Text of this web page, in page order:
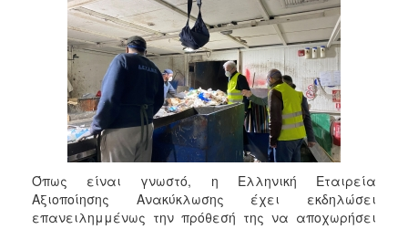
2011
2010
2006
ΕΠΙΣΚΕΠΤΗΣ
Όπως είναι γνωστό, η Ελληνική Εταιρεία
Αξιοποίησης Ανακύκλωσης έχει εκδηλώσει
επανειλημμένως την πρόθεσή της να αποχωρήσει